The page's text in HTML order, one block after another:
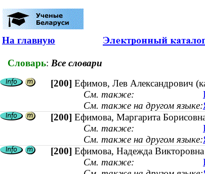
На главную
Словарь: Все словари
[200] Ефимов, Лев Александрович
См. также:
См. также на другом языке:
[200] Ефимова, Маргарита
См. также:
См. также на другом языке:
[200] Ефимова, Надежда
См. также: